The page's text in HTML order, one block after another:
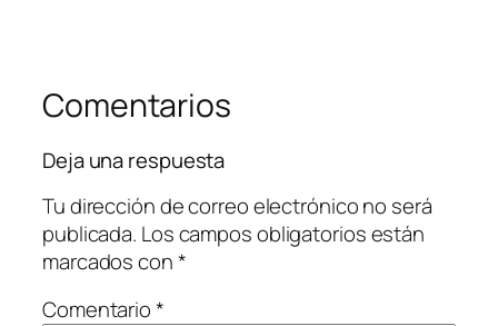
Comentarios
Deja una respuesta
Tu dirección de correo electrónico no será
publicada. Los campos obligatorios están
marcados con*
Comentario*